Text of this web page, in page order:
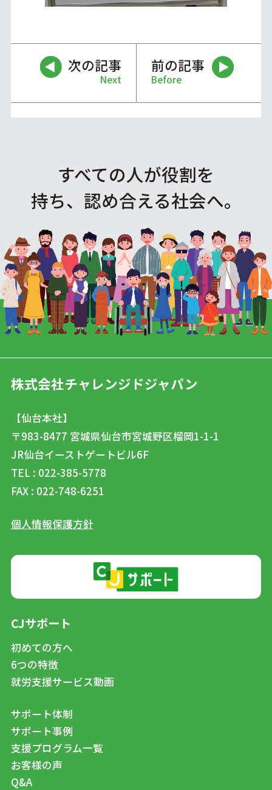
次の記事
Next
前の記事
Before
すべての人が役割を
持ち、認め合える社会へ。
株式会社チャレンジドジャパン
【仙台本社】
〒983-8477 宮城県仙台市宮城野区榴岡1-1-1
JR仙台イーストゲートビル6F
TEL : 022-385-5778
FAX : 022-748-6251
個人情報保護方針
CJサポート
初めての方へ
6つの特徴
就労支援サービス動画
サポート体制
サポート事例
支援プログラム一覧
お客様の声
Q&A